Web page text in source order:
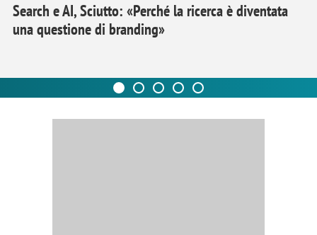
Search e AI, Sciutto: «Perché la ricerca è diventata
una questione di branding»